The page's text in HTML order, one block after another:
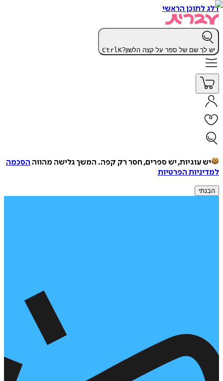
דלג לתוכן הראשי
יש לך שם של ספר על קצה הלשון? CtrlK
יש עוגיות, יש ספרים, חסר רק קפה. המשך גלישה מהווה הסכמה
למדיניות הפרטיות
הבנתי